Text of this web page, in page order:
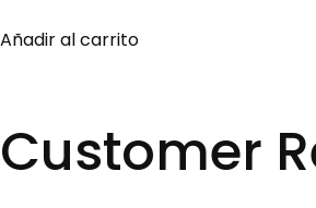
Añadir al carrito
Customer